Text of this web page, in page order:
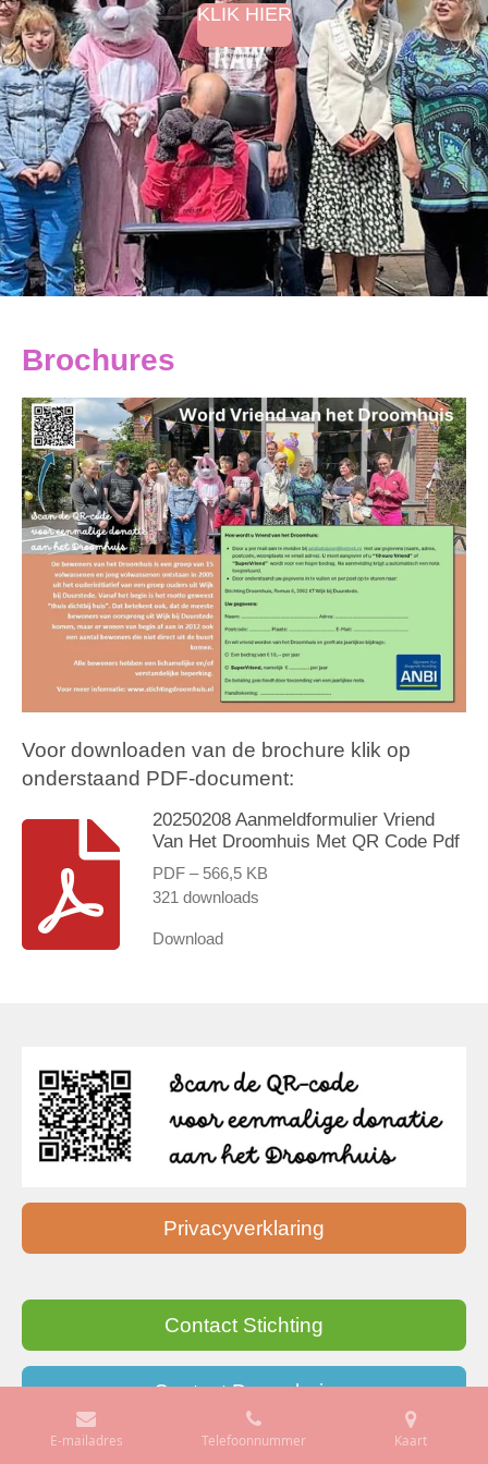
KLIK HIER
Brochures
Voor downloaden van de brochure klik op
onderstaand PDF-document:
20250208 Aanmeldformulier Vriend
Van Het Droomhuis Met QR Code Pdf
PDF – 566,5 KB
321 downloads
Download
Privacyverklaring
Contact Stichting
Contact Droomhuis
E-mailadres Telefoonnummer Kaart